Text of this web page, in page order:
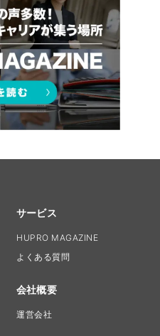
サービス
HUPRO MAGAZINE
よくある質問
会社概要
運営会社